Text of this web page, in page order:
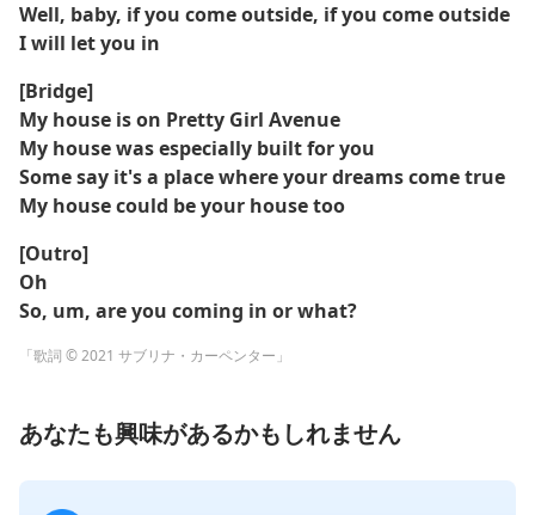
Well, baby, if you come outside, if you come outside
I will let you in
[Bridge]
My house is on Pretty Girl Avenue
My house was especially built for you
Some say it's a place where your dreams come true
My house could be your house too
[Outro]
Oh
So, um, are you coming in or what?
「歌詞 © 2021 サブリナ・カーペンター」
あなたも興味があるかもしれません